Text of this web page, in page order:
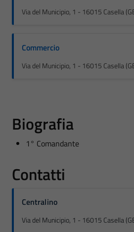
Via del Municipio, 1 - 16015 Casella
Commercio
Via del Municipio, 1 - 16015 Casella
Biografia
1° Comandante
Contatti
Centralino
Via del Municipio, 1 - 16015 Casella